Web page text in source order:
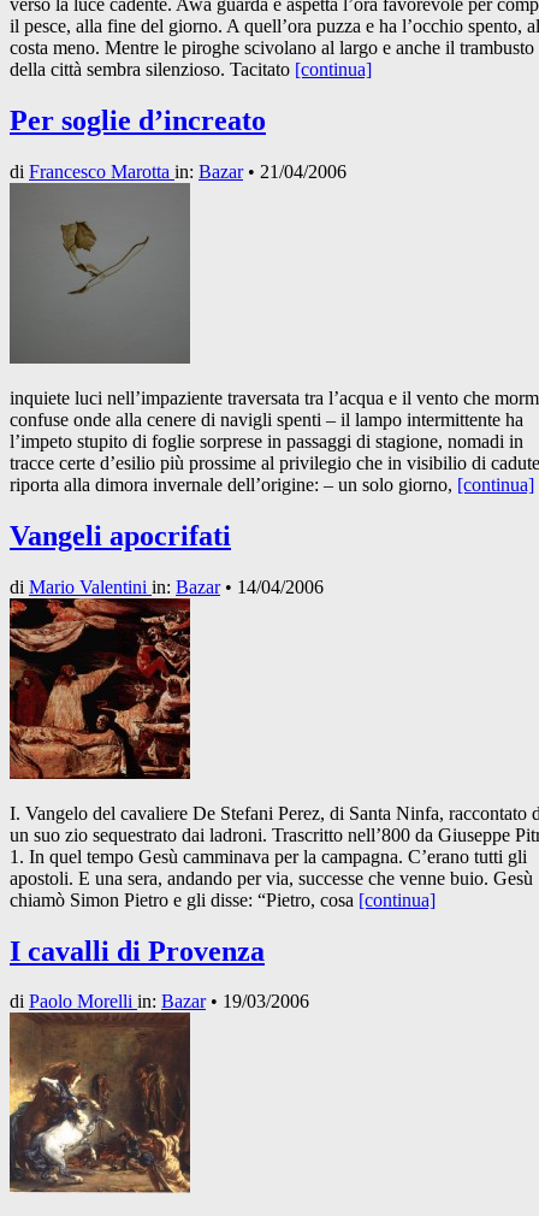
verso la luce cadente. Awa guarda e aspetta l’ora favorevole per
il pesce, alla fine del giorno. A quell’ora puzza e ha l’occhio spento,
costa meno. Mentre le piroghe scivolano al largo e anche il trambusto
della città sembra silenzioso. Tacitato [continua]
Per soglie d’increato
di Francesco Marotta in: Bazar• 21/04/2006
inquiete luci nell’impaziente traversata tra l’acqua e il vento che
confuse onde alla cenere di navigli spenti – il lampo intermittente ha
l’impeto stupito di foglie sorprese in passaggi di stagione, nomadi in
tracce certe d’esilio più prossime al privilegio che in visibilio di cadute
riporta alla dimora invernale dell’origine: – un solo giorno, [continua]
Vangeli apocrifati
di Mario Valentini in: Bazar• 14/04/2006
I. Vangelo del cavaliere De Stefani Perez, di Santa Ninfa, raccontato
un suo zio sequestrato dai ladroni. Trascritto nell’800 da Giuseppe
1. In quel tempo Gesù camminava per la campagna. C’erano tutti gli
apostoli. E una sera, andando per via, successe che venne buio. Gesù
chiamò Simon Pietro e gli disse: “Pietro, cosa [continua]
I cavalli di Provenza
di Paolo Morelli in: Bazar• 19/03/2006